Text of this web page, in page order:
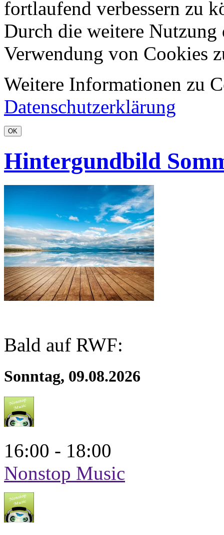
fortlaufend verbessern zu
Durch die weitere Nutzung
Verwendung von Cookies
Weitere Informationen zu
Datenschutzerklärung
OK
Hintergundbild
Bald auf RWF:
Sonntag, 09.08.2026
16:00 - 18:00
Nonstop Music